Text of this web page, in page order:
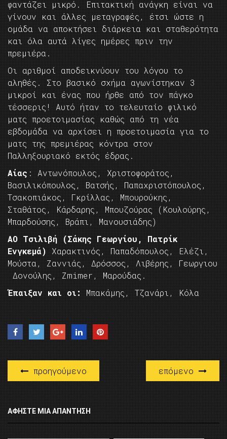
φαντάζει μικρό. Επιτακτική ανάγκη είναι να
γίνουν και άλλες μεταγραφές, έτσι ώστε η
ομάδα να αποκτήσει διάρκεια και σταθερότητα
και όλα αυτά λίγες ημέρες πριν την
πρεμιέρα.
Οι αριθμοί αποδεικνύουν του λόγου το
αληθές. Στο βασικό σχήμα αγωνίστηκαν 3
μικροί και ένας που ήρθε από τον πάγκο
τέσσερις! Αυτό ήταν το τελευταίο φιλικό
ματς προετοιμασίας καθώς από τη νέα
εβδομάδα να αρχίσει η προετοιμασία για το
ματς της πρεμιέρας κόντρα στον
Παλληξουριακό εκτός έδρας.
Αίας : Αντωνόπουλος, Χριστοφοράτος,
Βασιλικόπουλος, Βατσής, Παπαχριστόπουλος,
Τσακοπιάκος, Γκρίλλας, Μπουρούκης,
Σταθάτος, Κάρδαρης, Μπουζούρας (Κουλούρης,
Μπαρδούσης, Βράπι, Μανουσιάδης)
ΑΟ Τσιλιβή (Σάκης Γεωργίου, Πατρίκ
Ενγκεμά) Χαρακτινός, Παπαδόπουλος, Ελέζι,
Μούστα, Ζαννιάς, Δρόσσος, Λιβέρης, Γεωργιου
Δονούλης, Zmimer, Mαρούδας.
Έπαιξαν και οι:
Μπακάμης, Τζανάρι, Κόλα
προηγούμενο επόμενο
ΑΦΉΣΤΕ ΜΙΑ ΑΠΆΝΤΗΣΗ